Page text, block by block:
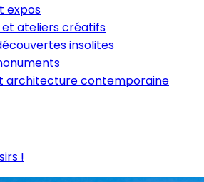
expos
ateliers créatifs
insolites
architecture contemporaine
!